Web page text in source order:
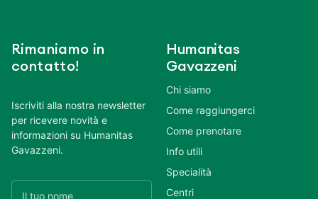
Rimaniamo in
contatto!
Iscriviti alla nostra newsletter
per ricevere novità e
informazioni su Humanitas
Gavazzeni.
Humanitas
Gavazzeni
Chi siamo
Come raggiungerci
Come prenotare
Info utili
Specialità
Centri